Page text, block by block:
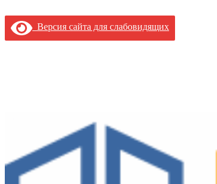
Версия сайта для слабовидящих